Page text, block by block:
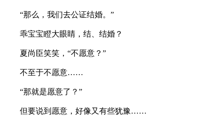
“那么，我们去公证结婚。”
乖宝宝瞪大眼睛，结、结婚？
夏尚臣笑笑，“不愿意？”
不至于不愿意……
“那就是愿意了？”
但要说到愿意，好像又有些犹豫……